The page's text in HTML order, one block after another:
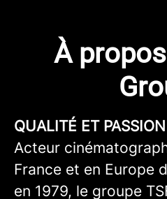
À
QUALITÉ ET PASSION
Acteur
France et en Europe
en 1979, le groupe